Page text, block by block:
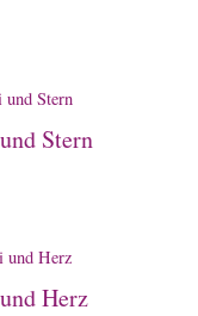
Stern
Herz